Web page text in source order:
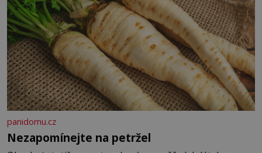
panidomu.cz
Nezapomínejte na petržel